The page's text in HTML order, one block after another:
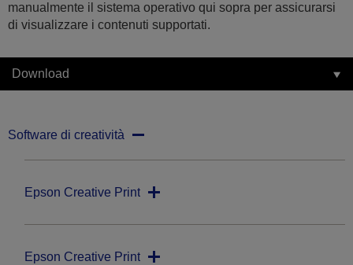
manualmente il sistema operativo qui sopra per assicurarsi
di visualizzare i contenuti supportati.
Download
Software di creatività
Epson Creative Print
Epson Creative Print